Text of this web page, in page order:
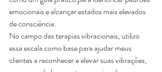
emocionais e alcançar estados mais elevados
de consciência.
No campo das terapias vibracionais, utilizo
essa escala como base para ajudar meus
clientes a reconhecer e elevar suas vibrações,